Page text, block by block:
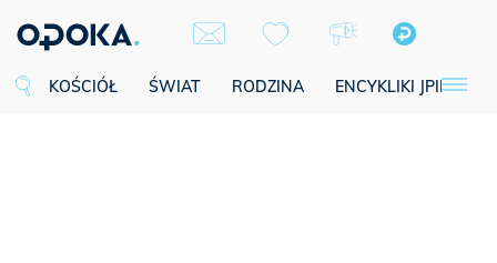
KOŚCIÓŁ ŚWIAT RODZINA ENCYKLIKI JPII